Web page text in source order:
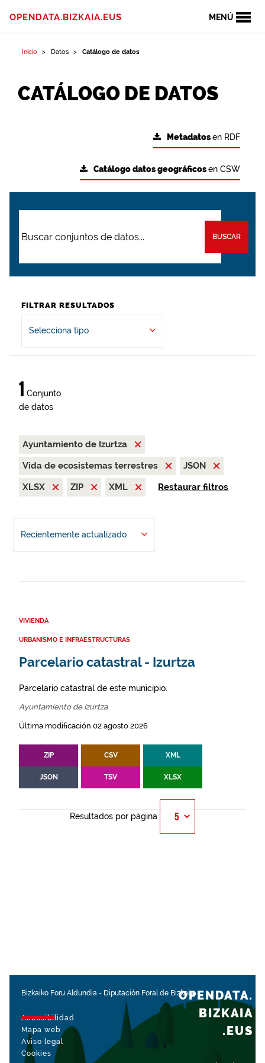
MENÚ
OPENDATA.BIZKAIA.EUS
Inicio Datos Catálogo de datos
CATÁLOGO DE DATOS
Metadatosen RDF
Catálogo datos geográficosen CSW
BUSCAR
FILTRAR RESULTADOS
Selecciona tipo
1 Conjunto
de datos
Ayuntamiento de Izurtza
Vida de ecosistemas terrestres
JSON
XLSX
ZIP XML Restaurar filtros
Recientemente actualizado
VIVIENDA
URBANISMO E INFRAESTRUCTURAS
Parcelario catastral - Izurtza
Parcelario catastral de este municipio.
Ayuntamiento de Izurtza
Última modificación 02 agosto 2026
ZIP CSV XML
JSON TSV XLSX
Resultados por página
Bizkaiko Foru Aldundia - Diputación Foral de Bizkaia
Accesibilidad
Mapa web
Aviso legal
Cookies
OPENDATA.
BIZKAIA
.EUS